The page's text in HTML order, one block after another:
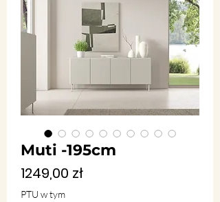
Muti -195cm
1249,00 złCena
PTU w tym